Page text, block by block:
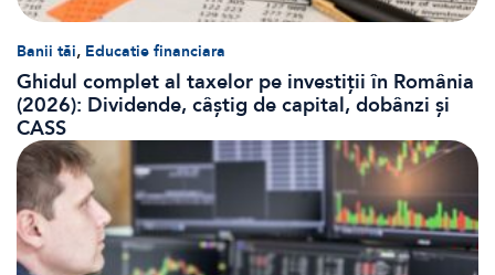
Banii tăi, Educatie financiara
Ghidul complet al taxelor pe investiții în România
(2026): Dividende, câștig de capital, dobânzi și
CASS